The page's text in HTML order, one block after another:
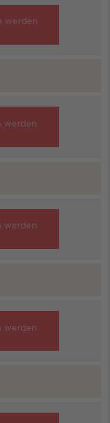
werden
werden
werden
werden